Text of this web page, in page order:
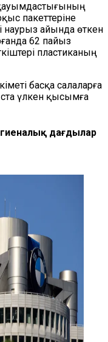
пакеттеріне
наурыз айында өткен
62 пайыз
пластиканың
басқа салаларға
үлкен қысымға
дағдылар